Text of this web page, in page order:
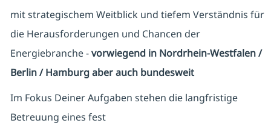
mit strategischem Weitblick und tiefem Verständnis für
die Herausforderungen und Chancen der
Energiebranche -vorwiegend in Nordrhein-Westfalen /
Berlin / Hamburg aber auch bundesweit
Im Fokus Deiner Aufgaben stehen die langfristige
Betreuung eines fest